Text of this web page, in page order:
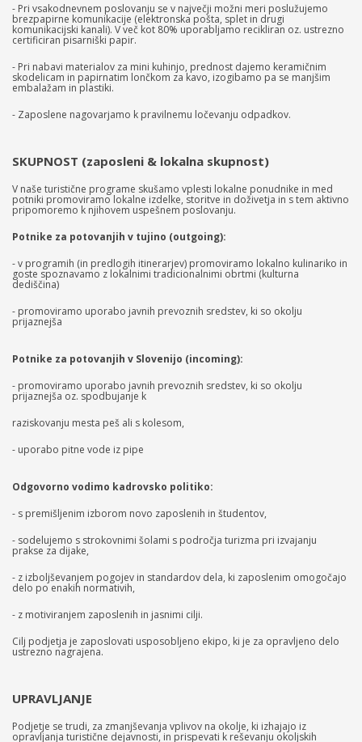
- Pri vsakodnevnem poslovanju se v največji možni meri poslužujemo
brezpapirne komunikacije (elektronska pošta, splet in drugi
komunikacijski kanali). V več kot 80% uporabljamo recikliran oz. ustrezno
certificiran pisarniški papir.
- Pri nabavi materialov za mini kuhinjo, prednost dajemo keramičnim
skodelicam in papirnatim lončkom za kavo, izogibamo pa se manjšim
embalažam in plastiki.
- Zaposlene nagovarjamo k pravilnemu ločevanju odpadkov.
SKUPNOST (zaposleni & lokalna skupnost)
V naše turistične programe skušamo vplesti lokalne ponudnike in med
potniki promoviramo lokalne izdelke, storitve in doživetja in s tem aktivno
pripomoremo k njihovem uspešnem poslovanju.
Potnike za potovanjih v tujino (outgoing):
- v programih (in predlogih itinerarjev) promoviramo lokalno kulinariko in
goste spoznavamo z lokalnimi tradicionalnimi obrtmi (kulturna
dediščina)
- promoviramo uporabo javnih prevoznih sredstev, ki so okolju
prijaznejša
Potnike za potovanjih v Slovenijo (incoming):
- promoviramo uporabo javnih prevoznih sredstev, ki so okolju
prijaznejša oz. spodbujanje k
raziskovanju mesta peš ali s kolesom,
- uporabo pitne vode iz pipe
Odgovorno vodimo kadrovsko politiko:
- s premišljenim izborom novo zaposlenih in študentov,
- sodelujemo s strokovnimi šolami s področja turizma pri izvajanju
prakse za dijake,
- z izboljševanjem pogojev in standardov dela, ki zaposlenim omogočajo
delo po enakih normativih,
- z motiviranjem zaposlenih in jasnimi cilji.
Cilj podjetja je zaposlovati usposobljeno ekipo, ki je za opravljeno delo
ustrezno nagrajena.
UPRAVLJANJE
Podjetje se trudi, za zmanjševanja vplivov na okolje, ki izhajajo iz
opravljanja turistične dejavnosti, in prispevati k reševanju okoljskih